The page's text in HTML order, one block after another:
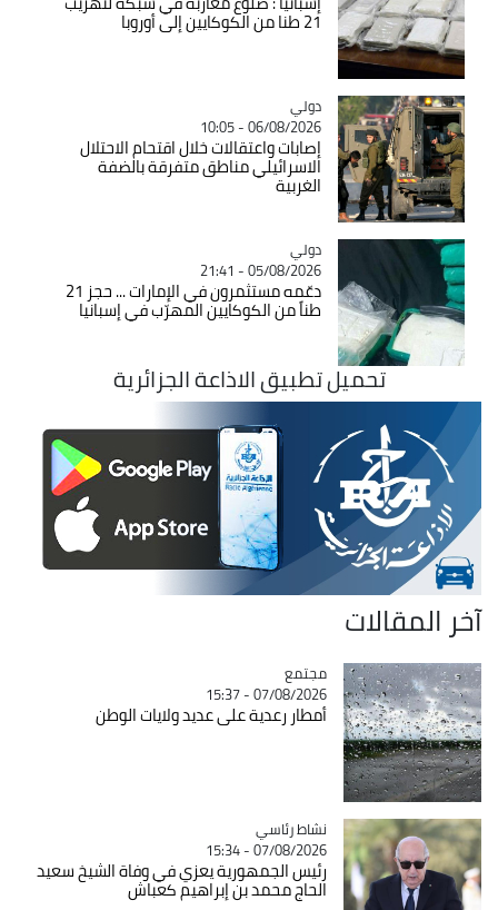
21 طنا من الكوكايين إلى أوروبا
Catégorie
دولي
06/08/2026 - 10:05
إصابات واعتقالات خلال اقتحام الاحتلال
الاسرائيلي مناطق متفرقة بالضفة
الغربية
Catégorie
دولي
05/08/2026 - 21:41
دعّمه مستثمرون في الإمارات ... حجز 21
طناً من الكوكايين المهرّب في إسبانيا
تحميل تطبيق الاذاعة الجزائرية
آخر المقالات
Catégorie
مجتمع
07/08/2026 - 15:37
أمطار رعدية على عديد ولايات الوطن
Catégorie
نشاط رئاسي
07/08/2026 - 15:34
رئيس الجمهورية يعزي في وفاة الشيخ سعيد
الحاج محمد بن إبراهيم كعباش